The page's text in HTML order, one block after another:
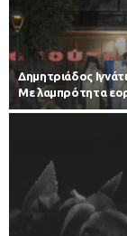
Δημητριάδος
Με λαμπρότητα